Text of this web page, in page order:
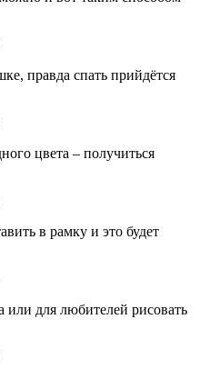
правда спать прийдётся
цвета – получиться
в рамку и это будет
для любителей рисовать